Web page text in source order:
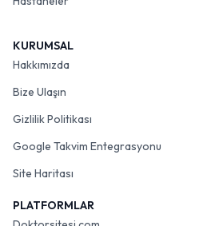
KURUMSAL
Hakkımızda
Bize Ulaşın
Gizlilik Politikası
Google Takvim Entegrasyonu
Site Haritası
PLATFORMLAR